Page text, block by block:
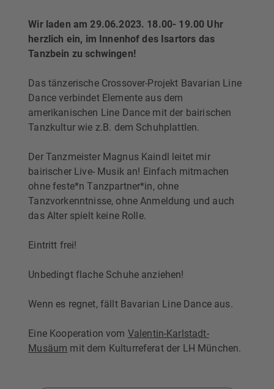
Wir laden am 29.06.2023. 18.00- 19.00 Uhr
herzlich ein, im Innenhof des Isartors das
Tanzbein zu schwingen!
Das tänzerische Crossover-Projekt Bavarian Line
Dance verbindet Elemente aus dem
amerikanischen Line Dance mit der bairischen
Tanzkultur wie z.B. dem Schuhplattlen.
Der Tanzmeister Magnus Kaindl leitet mir
bairischer Live- Musik an! Einfach mitmachen
ohne feste*n Tanzpartner*in,ohne
Tanzvorkenntnisse, ohne Anmeldung und auch
das Alter spielt keine Rolle.
Eintritt frei!
Unbedingt flache Schuhe anziehen!
Wenn es regnet, fällt Bavarian Line Dance aus.
Eine Kooperation vom Valentin-Karlstadt-
Musäum mit dem Kulturreferat der LH München.